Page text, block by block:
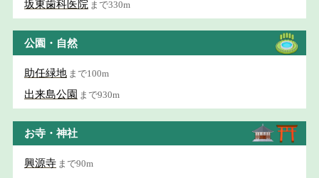
坂東歯科医院 まで330m
公園・自然
助任緑地 まで100m
出来島公園 まで930m
お寺・神社
興源寺 まで90m